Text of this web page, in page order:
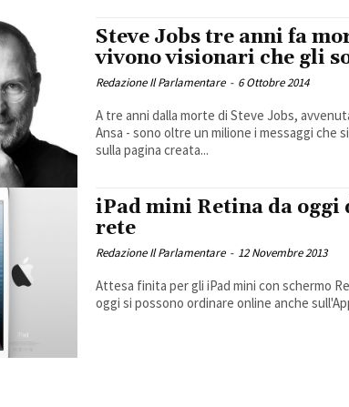
Steve Jobs tre anni fa
vivono visionari che gli
Redazione Il Parlamentare - 6 Ottobre 2014
A tre anni dalla morte di Steve Jobs,
Ansa - sono oltre un milione i messaggi che
sulla pagina creata...
iPad mini Retina da
rete
Redazione Il Parlamentare - 12 Novembre 2013
Attesa finita per gli iPad mini con schermo
oggi si possono ordinare online anche